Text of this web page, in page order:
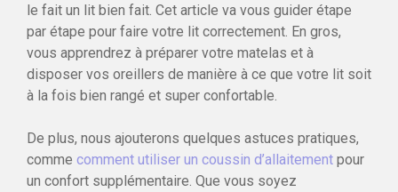
le fait un lit bien fait. Cet article va vous guider étape
par étape pour faire votre lit correctement. En gros,
vous apprendrez à préparer votre matelas et à
disposer vos oreillers de manière à ce que votre lit soit
à la fois bien rangé et super confortable.
De plus, nous ajouterons quelques astuces pratiques,
comme comment utiliser un coussin d’allaitement pour
un confort supplémentaire. Que vous soyez